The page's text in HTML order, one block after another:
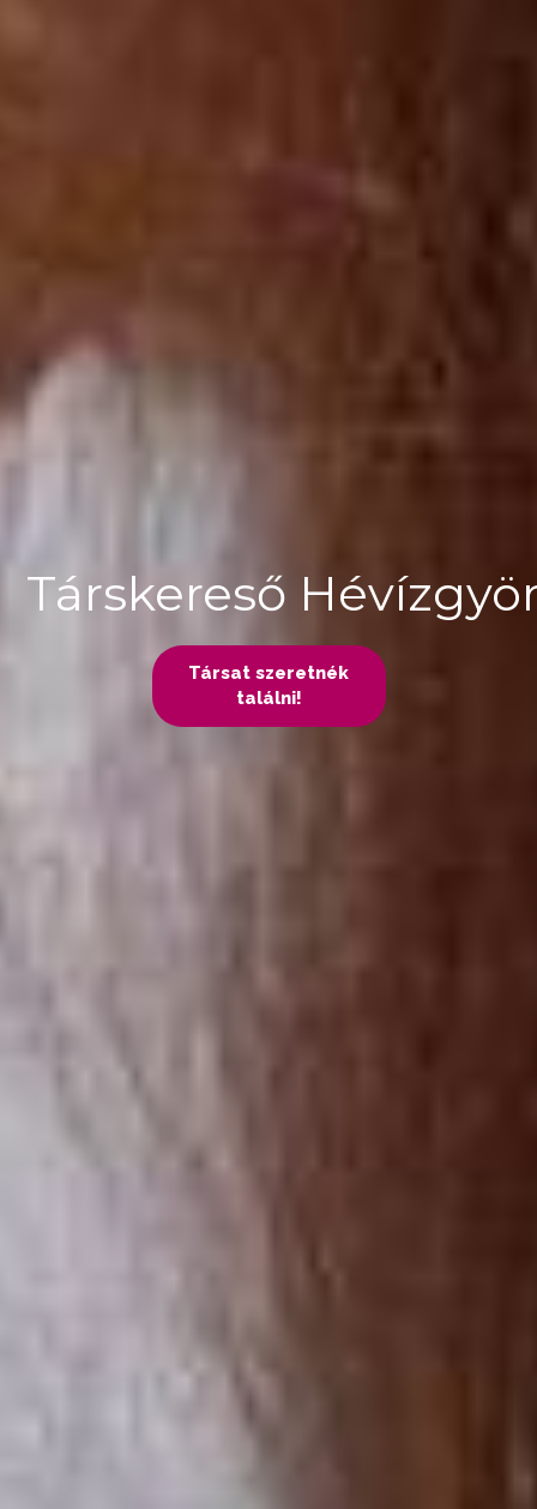
Társat szeretnék
találni!
Társkereső